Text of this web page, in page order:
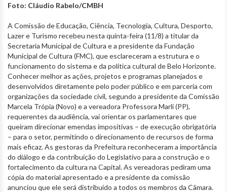
Foto: Cláudio Rabelo/CMBH
A Comissão de Educação, Ciência, Tecnologia, Cultura, Desporto,
Lazer e Turismo recebeu nesta quinta-feira (11/8) a titular da
Secretaria Municipal de Cultura e a presidente da Fundação
Municipal de Cultura (FMC), que esclareceram a estrutura e o
funcionamento do sistema e da política cultural de Belo Horizonte.
Conhecer melhor as ações, projetos e programas planejados e
desenvolvidos diretamente pelo poder público e em parceria com
organizações da sociedade civil, segundo a presidente da Comissão
Marcela Trópia (Novo) e a vereadora Professora Marli (PP),
requerentes da audiência, vai orientar os parlamentares que
queiram direcionar emendas impositivas – de execução obrigatória
– para o setor, permitindo o direcionamento de recursos de forma
mais eficaz. As gestoras da Prefeitura reconheceram a importância
do diálogo e da contribuição do Legislativo para a construção e o
fortalecimento da cultura na Capital. As vereadoras pediram uma
cópia do material apresentado e a presidente da comissão
anunciou que ele será distribuído a todos os membros da Câmara.